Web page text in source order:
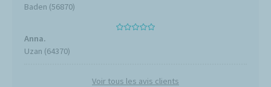
Baden (56870)
Anna.
Uzan (64370)
Voir tous les avis clients